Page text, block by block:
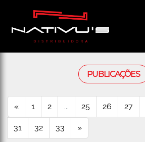
PUBLICAÇÕES
« 1 2 ... 25 26 27
31 32 33 »